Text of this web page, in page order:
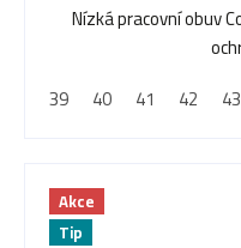
Nízká pracovní obuv
39
40 41 42 43
Akce
Tip